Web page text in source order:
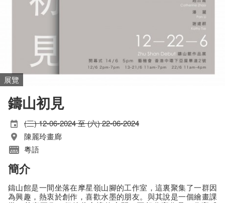
展覽
鑄山初見
(三) 12-06-2024 至 (六) 22-06-2024
陳麗玲畫廊
粵語
簡介
鑄山館是一間坐落在摩星嶺山腳的工作室，這裏聚集了一群因
為興趣，熱衷於創作，喜歡水墨的朋友。與其說是一個繪畫課